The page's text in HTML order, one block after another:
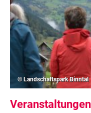
© Landschaftspark Binntal
Veranstaltungen